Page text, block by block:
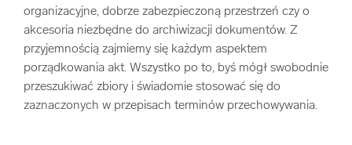
organizacyjne, dobrze zabezpieczoną przestrzeń czy o
akcesoria niezbędne do archiwizacji dokumentów. Z
przyjemnością zajmiemy się każdym aspektem
porządkowania akt. Wszystko po to, byś mógł swobodnie
przeszukiwać zbiory i świadomie stosować się do
zaznaczonych w przepisach terminów przechowywania.